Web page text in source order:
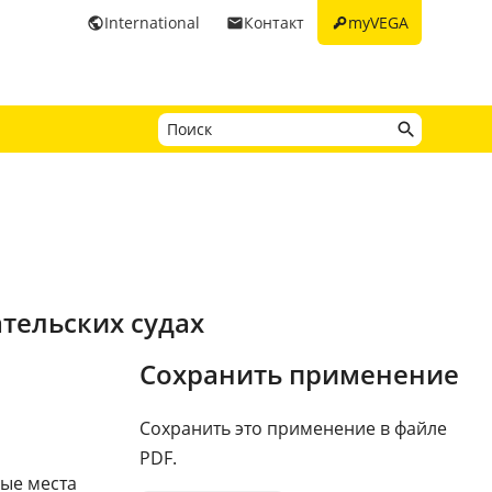
keymyVEGA
emailКонтакт
publicInternational
судах
места
Сохранить применение
Сохранить это применение в файле
PDF.